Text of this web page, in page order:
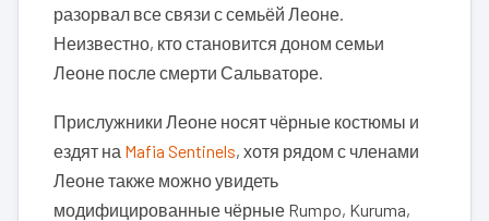
разорвал все связи с семьёй Леоне.
Неизвестно, кто становится доном семьи
Леоне после смерти Сальваторе.
Прислужники Леоне носят чёрные костюмы и
ездят на Mafia Sentinels, хотя рядом с членами
Леоне также можно увидеть
модифицированные чёрные Rumpo, Kuruma,